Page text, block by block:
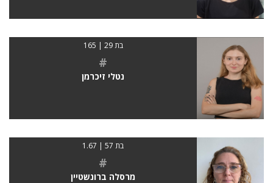
בת 29 | 165
#
נטלי זיכרמן
בת 57 | 1.67
#
מרסלה ברונשטיין